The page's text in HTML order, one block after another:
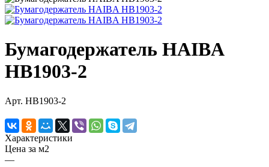
Бумагодержатель HAIBA
HB1903-2
Арт. HB1903-2
Характеристики
Цена за м2
—